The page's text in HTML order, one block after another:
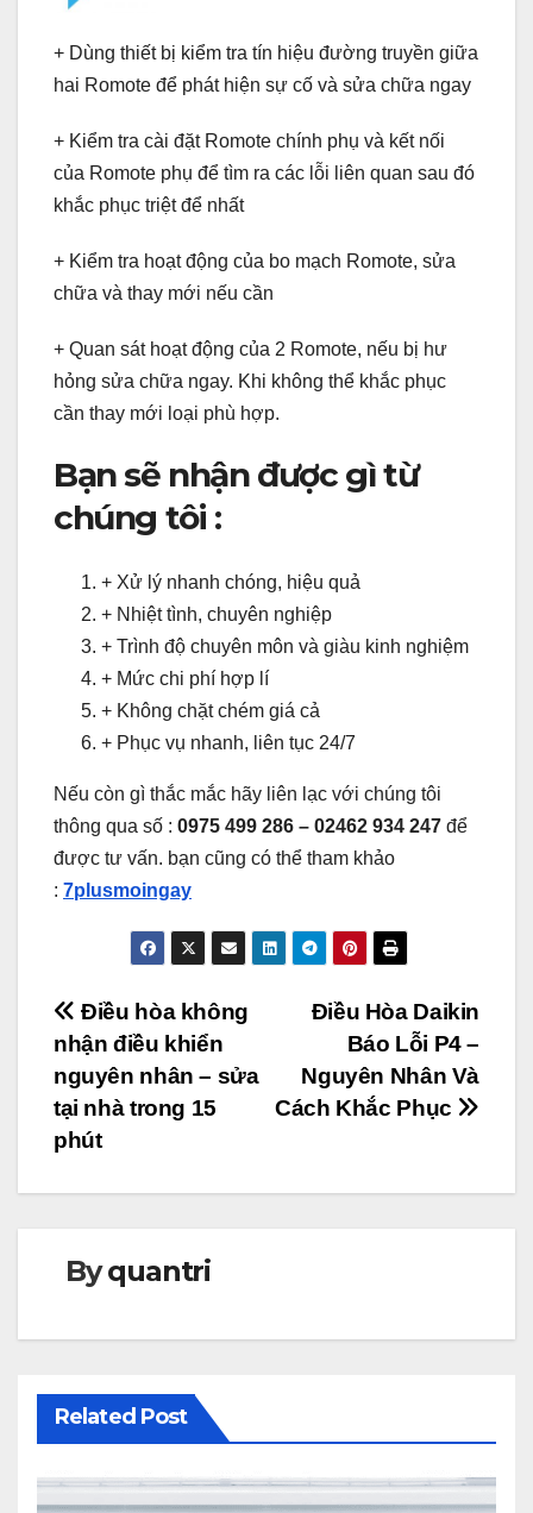
+ Dùng thiết bị kiểm tra tín hiệu đường truyền giữa
hai Romote để phát hiện sự cố và sửa chữa ngay
+ Kiểm tra cài đặt Romote chính phụ và kết nối
của Romote phụ để tìm ra các lỗi liên quan sau đó
khắc phục triệt để nhất
+ Kiểm tra hoạt động của bo mạch Romote, sửa
chữa và thay mới nếu cần
+ Quan sát hoạt động của 2 Romote, nếu bị hư
hỏng sửa chữa ngay. Khi không thể khắc phục
cần thay mới loại phù hợp.
Bạn sẽ nhận được gì từ
chúng tôi :
+ Xử lý nhanh chóng, hiệu quả
+ Nhiệt tình, chuyên nghiệp
+ Trình độ chuyên môn và giàu kinh nghiệm
+ Mức chi phí hợp lí
+ Không chặt chém giá cả
+ Phục vụ nhanh, liên tục 24/7
Nếu còn gì thắc mắc hãy liên lạc với chúng tôi
thông qua số : 0975 499 286 – 02462 934 247 để
được tư vấn. bạn cũng có thể tham khảo
: 7plusmoingay
Điều
hướng
bài
viết
Điều Hòa Daikin
Báo Lỗi P4 –
Nguyên Nhân Và
Cách Khắc Phục
Điều hòa không
nhận điều khiển
nguyên nhân – sửa
tại nhà trong 15
phút
Byquantri
Related Post